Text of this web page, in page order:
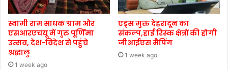
स्वामी राम साधक ग्राम और
एसआरएचयू में गुरु पूर्णिमा
उत्सव, देश-विदेश से पहुंचे
श्रद्धालु
1 week ago
एड्स मुक्त देहरादून का
संकल्प,हाई रिस्क क्षेत्रों की होगी
जीआईएस मैपिंग
1 week ago